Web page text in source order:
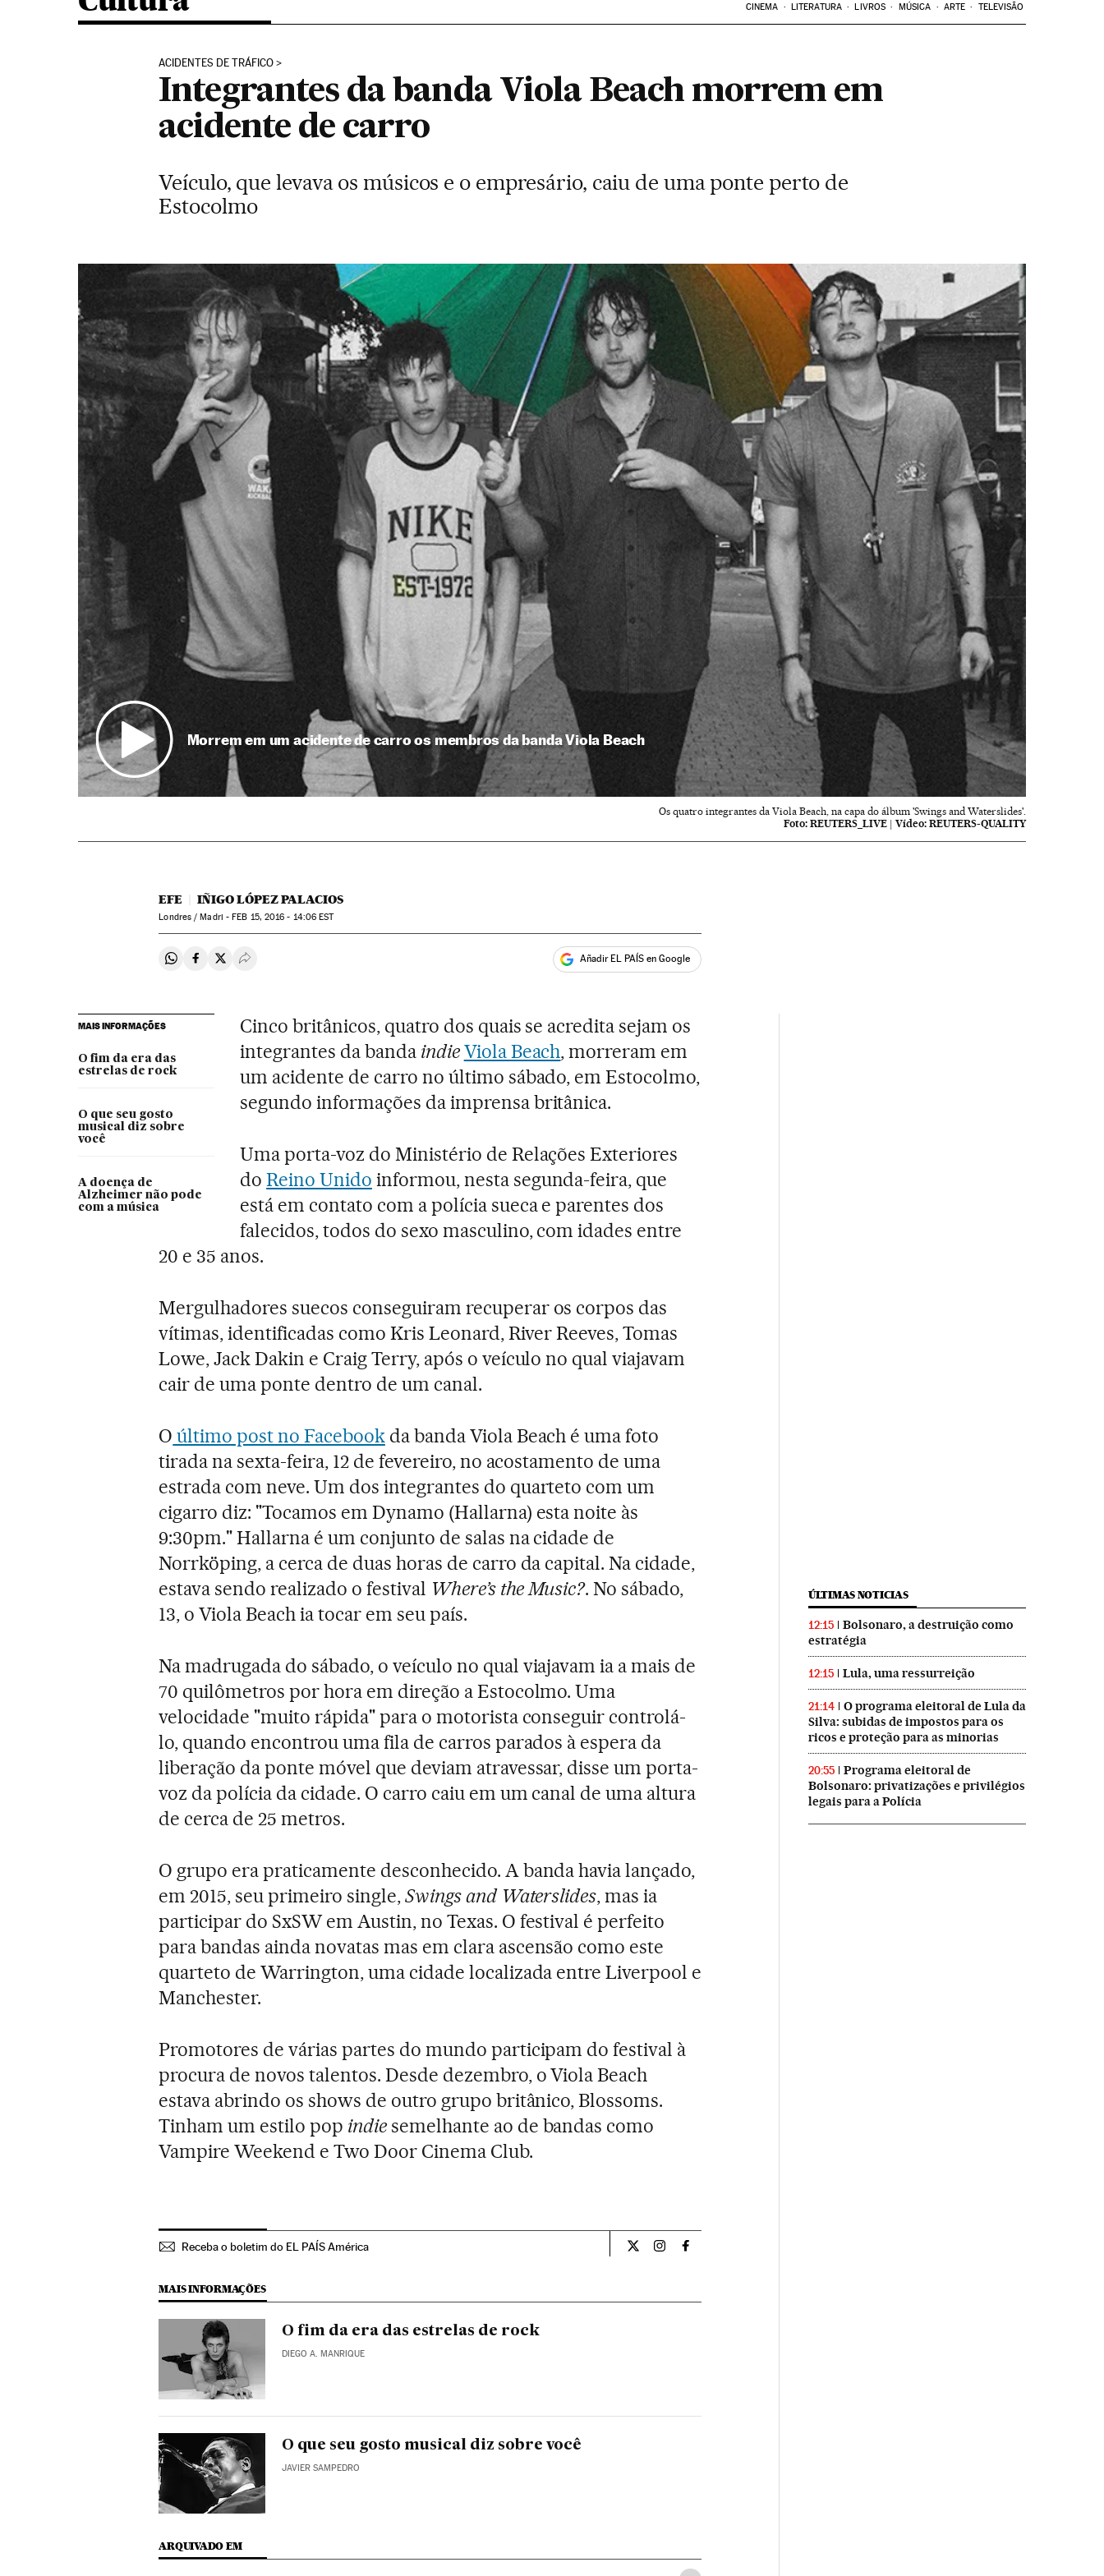
CINEMA LITERATURA LIVROS MÚSICA ARTE TELEVISÃO
ACIDENTES DE TRÁFICO
Integrantes da banda Viola Beach morrem em
acidente de carro
Veículo, que levava os músicos e o empresário, caiu de uma ponte perto de
Estocolmo
Morrem em um acidente de carro os membros da banda Viola Beach
Os quatro integrantes da Viola Beach, na capa do álbum 'Swings and Waterslides'.
Foto: REUTERS_LIVE |Vídeo: REUTERS-QUALITY
EFE IÑIGO LÓPEZ PALACIOS
Londres / Madri -FEB 15, 2016 - 14:06 EST
Compartir en Whatsapp
Compartir en Facebook
Compartir en Twitter
Desplegar Redes Sociales Añadir EL PAÍS en Google
MAIS INFORMAÇÕES
O fim da era das
estrelas de rock
O que seu gosto
musical diz sobre
você
A doença de
Alzheimer não pode
com a música
Cinco britânicos, quatro dos quais se acredita sejam os
integrantes da banda indieViola Beach, morreram em
um acidente de carro no último sábado, em Estocolmo,
segundo informações da imprensa britânica.
Uma porta-voz do Ministério de Relações Exteriores
doReino Unido informou, nesta segunda-feira, que
está em contato com a polícia sueca e parentes dos
falecidos, todos do sexo masculino, com idades entre
20 e 35 anos.
Mergulhadores suecos conseguiram recuperar os corpos das
vítimas, identificadas como Kris Leonard, River Reeves, Tomas
Lowe, Jack Dakin e Craig Terry, após o veículo no qual viajavam
cair de uma ponte dentro de um canal.
O último post no Facebookda banda Viola Beach é uma foto
tirada na sexta-feira, 12 de fevereiro, no acostamento de uma
estrada com neve. Um dos integrantes do quarteto com um
cigarro diz: "Tocamos em Dynamo (Hallarna) esta noite às
9:30pm." Hallarna é um conjunto de salas na cidade de
Norrköping, a cerca de duas horas de carro da capital. Na cidade,
estava sendo realizado o festival Where’s the Music?. No sábado,
13, o Viola Beach ia tocar em seu país.
Na madrugada do sábado, o veículo no qual viajavam ia a mais de
70 quilômetros por hora em direção a Estocolmo. Uma
velocidade "muito rápida" para o motorista conseguir controlá-
lo, quando encontrou uma fila de carros parados à espera da
liberação da ponte móvel que deviam atravessar, disse um porta-
voz da polícia da cidade. O carro caiu em um canal de uma altura
de cerca de 25 metros.
O grupo era praticamente desconhecido. A banda havia lançado,
em 2015, seu primeiro single,Swings and Waterslides, mas ia
participar do SxSW em Austin, no Texas. O festival é perfeito
para bandas ainda novatas mas em clara ascensão como este
quarteto de Warrington, uma cidade localizada entre Liverpool e
Manchester.
Promotores de várias partes do mundo participam do festival à
procura de novos talentos. Desde dezembro, o Viola Beach
estava abrindo os shows de outro grupo britânico, Blossoms.
Tinham um estilo pop indiesemelhante ao de bandas como
Vampire Weekend e Two Door Cinema Club.
Receba o boletim do EL PAÍS América Cultura El País Brasil en Twitter
Cultura El País Brasil en Instagram
Cultura El País Brasil en Facebook
MAIS INFORMAÇÕES
O fim da era das estrelas de rock
DIEGO A. MANRIQUE
O que seu gosto musical diz sobre você
JAVIER SAMPEDRO
ARQUIVADO EM
ÚLTIMAS NOTICIAS
12:15
Bolsonaro, a destruição como
estratégia
12:15 Lula, uma ressurreição
21:14
O programa eleitoral de Lula da
Silva: subidas de impostos para os
ricos e proteção para as minorias
20:55
Programa eleitoral de
Bolsonaro: privatizações e privilégios
legais para a Polícia